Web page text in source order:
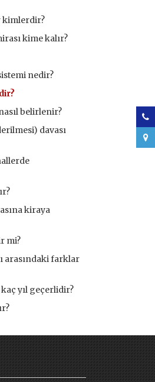
kimlerdir?
kime kalır?
nedir?
belirlenir?
davası
kiraya
mi?
arasındaki farklar
yıl geçerlidir?